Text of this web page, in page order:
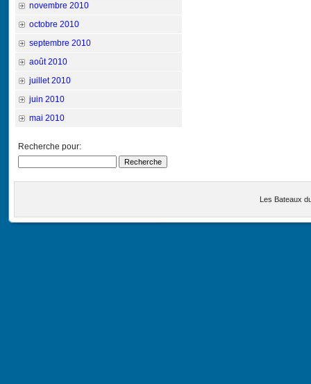
novembre 2010
octobre 2010
septembre 2010
août 2010
juillet 2010
juin 2010
mai 2010
Recherche pour:
Les Bateaux